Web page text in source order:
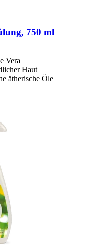
750 ml
Vera
Haut
ätherische Öle